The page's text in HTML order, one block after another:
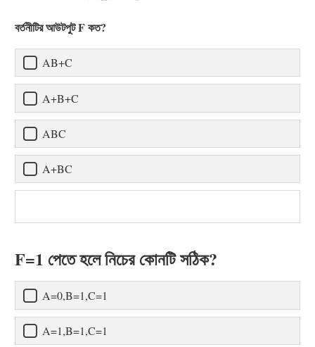
বর্তনীটির আউটপুট F কত?
AB+C
A+B+C
ABC
A+BC
F=1 পেতে হলে নিচের কোনটি সঠিক?
A=0,B=1,C=1
A=1,B=1,C=1